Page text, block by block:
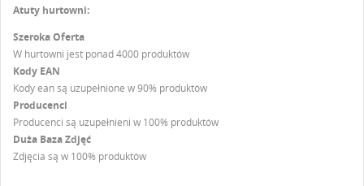
Atuty hurtowni:
Szeroka Oferta
W hurtowni jest ponad 4000 produktów
Kody EAN
Kody ean są uzupełnione w 90% produktów
Producenci
Producenci są uzupełnieni w 100% produktów
Duża Baza Zdjęć
Zdjęcia są w 100% produktów